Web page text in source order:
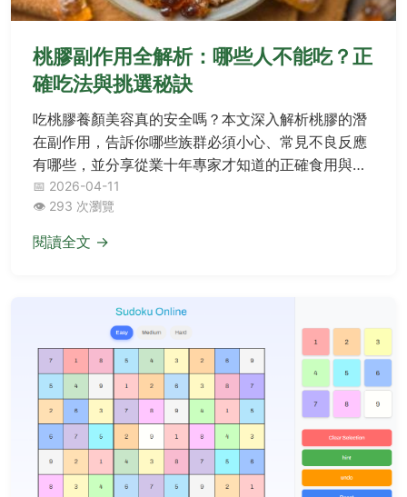
桃膠副作用全解析：哪些人不能吃？正
確吃法與挑選秘訣
吃桃膠養顏美容真的安全嗎？本文深入解析桃膠的潛
在副作用，告訴你哪些族群必須小心、常見不良反應
有哪些，並分享從業十年專家才知道的正確食用與挑
選避坑指南。
📅 2026-04-11
👁️ 293 次瀏覽
閱讀全文 →